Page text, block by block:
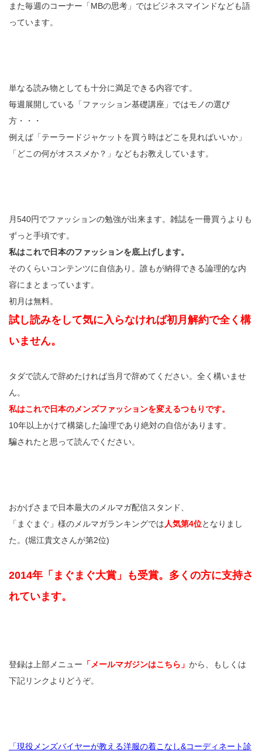
また毎週のコーナー「MBの思考」ではビジネスマインドなども語
っています。
単なる読み物としても十分に満足できる内容です。
毎週展開している「ファッション基礎講座」ではモノの選び
方・・・
例えば「テーラードジャケットを買う時はどこを見ればいいか」
「どこの何がオススメか？」などもお教えしています。
月540円でファッションの勉強が出来ます。雑誌を一冊買うよりも
ずっと手頃です。
私はこれで日本のファッションを底上げします。
そのくらいコンテンツに自信あり。誰もが納得できる論理的な内
容にまとまっています。
初月は無料。
試し読みをして気に入らなければ初月解約で全く構
いません。
タダで読んで辞めたければ当月で辞めてください。全く構いませ
ん。
私はこれで日本のメンズファッションを変えるつもりです。
10年以上かけて構築した論理であり絶対の自信があります。
騙されたと思って読んでください。
おかげさまで日本最大のメルマガ配信スタンド、
「まぐまぐ」様のメルマガランキングでは 人気第4位となりまし
た。(堀江貴文さんが第2位)
2014年「まぐまぐ大賞」も受賞。多くの方に支持さ
れています。
登録は上部メニュー 「メールマガジンはこちら」 から、もしくは
下記リンクよりどうぞ。
「現役メンズバイヤーが教える洋服の着こなし&コーディネート診